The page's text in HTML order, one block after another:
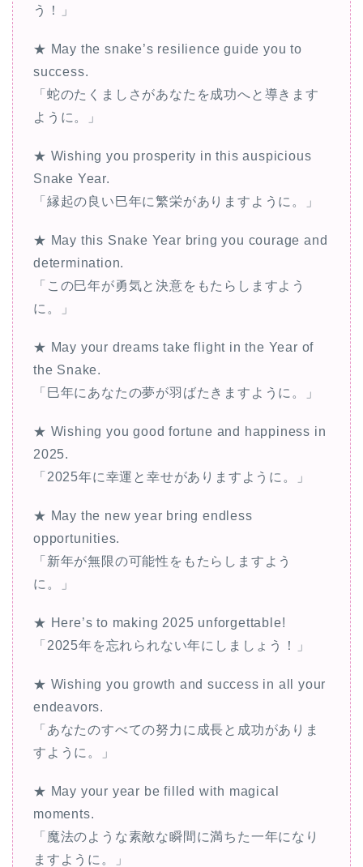
う！」
★ May the snake’s resilience guide you to
success.
「蛇のたくましさがあなたを成功へと導きます
ように。」
★ Wishing you prosperity in this auspicious
Snake Year.
「縁起の良い巳年に繁栄がありますように。」
★ May this Snake Year bring you courage and
determination.
「この巳年が勇気と決意をもたらしますよう
に。」
★ May your dreams take flight in the Year of
the Snake.
「巳年にあなたの夢が羽ばたきますように。」
★ Wishing you good fortune and happiness in
2025.
「2025年に幸運と幸せがありますように。」
★ May the new year bring endless
opportunities.
「新年が無限の可能性をもたらしますよう
に。」
★ Here’s to making 2025 unforgettable!
「2025年を忘れられない年にしましょう！」
★ Wishing you growth and success in all your
endeavors.
「あなたのすべての努力に成長と成功がありま
すように。」
★ May your year be filled with magical
moments.
「魔法のような素敵な瞬間に満ちた一年になり
ますように。」